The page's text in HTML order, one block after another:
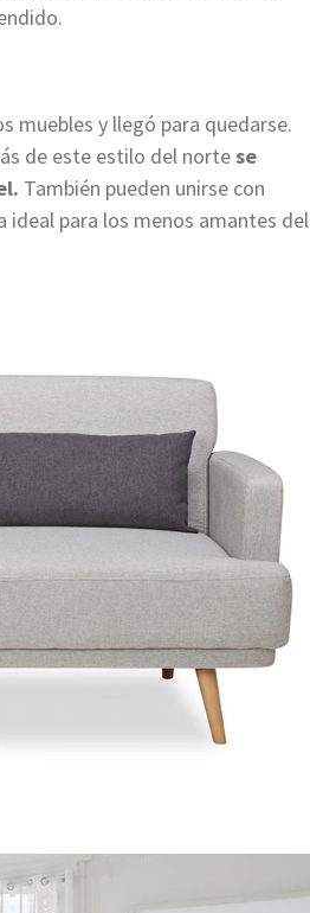
.
muebles y llegó para quedarse.
de este estilo del nortese
También pueden unirse con
para los menos amantes del